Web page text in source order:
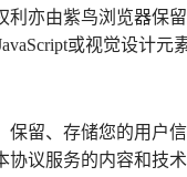
亦由紫鸟浏览器
或视觉设计
留、存储您的用
议服务的内容和技术